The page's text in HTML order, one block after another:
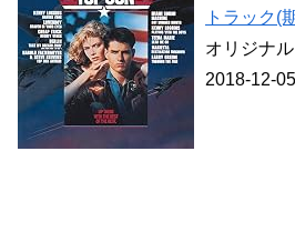
トラック(
オリジナ
2018-12-05